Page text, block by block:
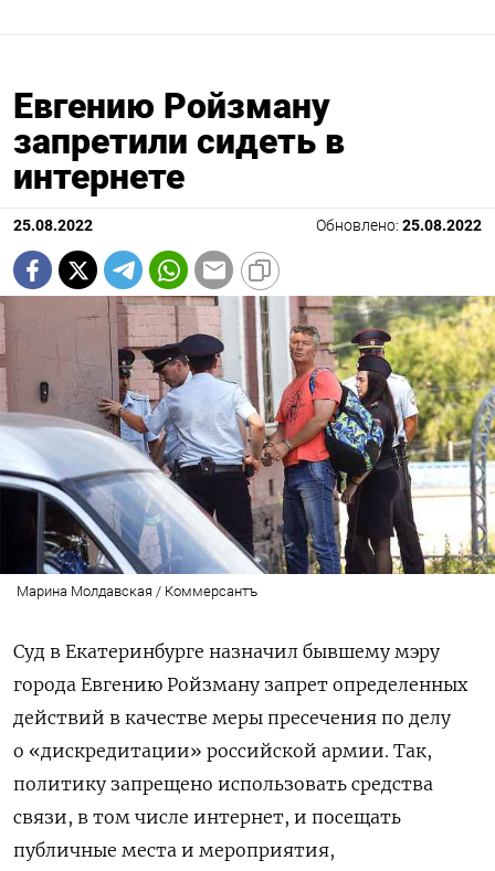
Евгению Ройзману
запретили сидеть в
интернете
25.08.2022 Обновлено: 25.08.2022
Марина Молдавская / Коммерсантъ
Суд в Екатеринбурге назначил бывшему мэру
города Евгению Ройзману запрет определенных
действий в качестве меры пресечения по делу
о «дискредитации» российской армии. Так,
политику запрещено использовать средства
связи, в том числе интернет, и посещать
публичные места и мероприятия,